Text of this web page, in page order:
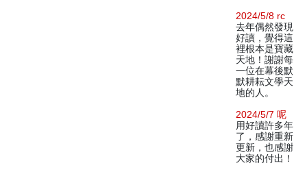
2024/5/8 rc
去年偶然發現
好讀，覺得這
裡根本是寶藏
天地！謝謝每
一位在幕後默
默耕耘文學天
地的人。
2024/5/7 呢
用好讀許多年
了，感謝重新
更新，也感謝
大家的付出！